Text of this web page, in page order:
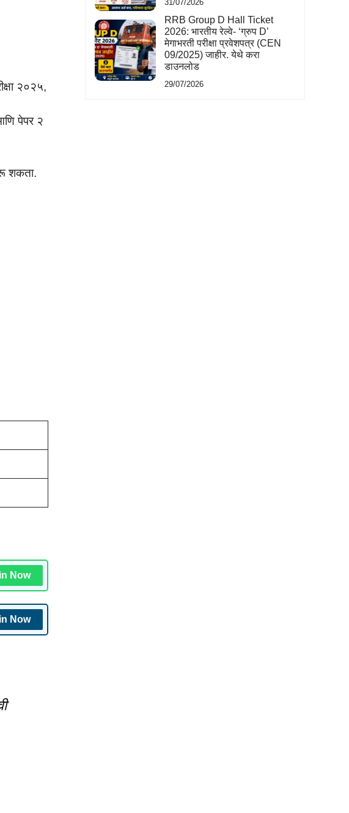
२०२५,
पेपर २
शकता.
Now
Now
31/07/2026
RRB Group D Hall Ticket
2026: भारतीय रेल्वे- ‘ग्रुप D’
मेगाभरती परीक्षा प्रवेशपत्र (CEN
09/2025) जाहीर. येथे करा
डाउनलोड
29/07/2026